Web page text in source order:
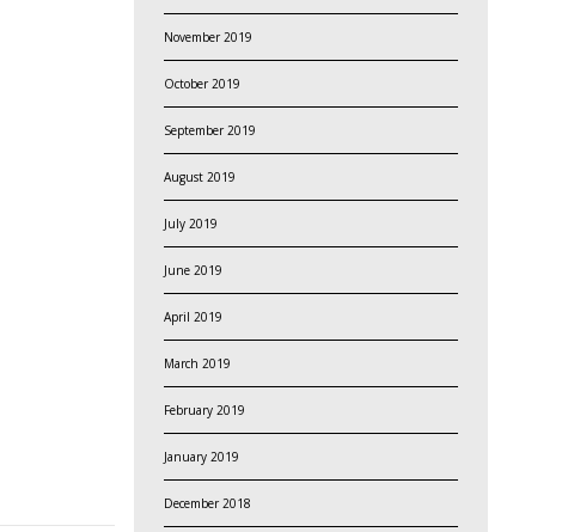
November 2019
October 2019
September 2019
August 2019
July 2019
June 2019
April 2019
March 2019
February 2019
January 2019
December 2018